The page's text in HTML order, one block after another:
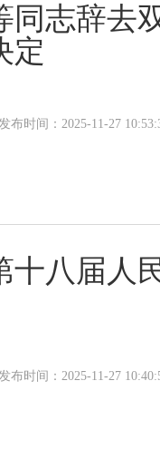
同志辞去
定
布时间：2025-11-27
十八届人
布时间：2025-11-27